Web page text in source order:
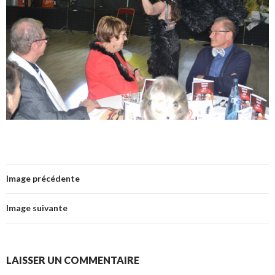
Image précédente
Image suivante
LAISSER UN COMMENTAIRE